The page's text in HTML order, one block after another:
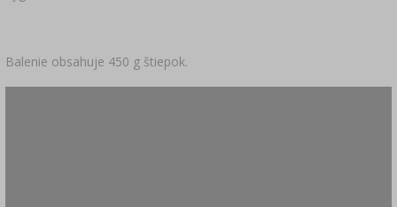
Balenie obsahuje 450 g štiepok.